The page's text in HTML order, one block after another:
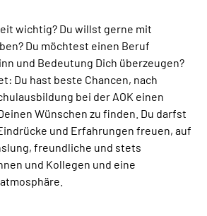
wichtig? Du willst gerne mit
Du möchtest einen Beruf
und Bedeutung Dich überzeugen?
Du hast beste Chancen, nach
bei der AOK einen
Wünschen zu finden. Du darfst
und Erfahrungen freuen, auf
freundliche und stets
und Kollegen und eine